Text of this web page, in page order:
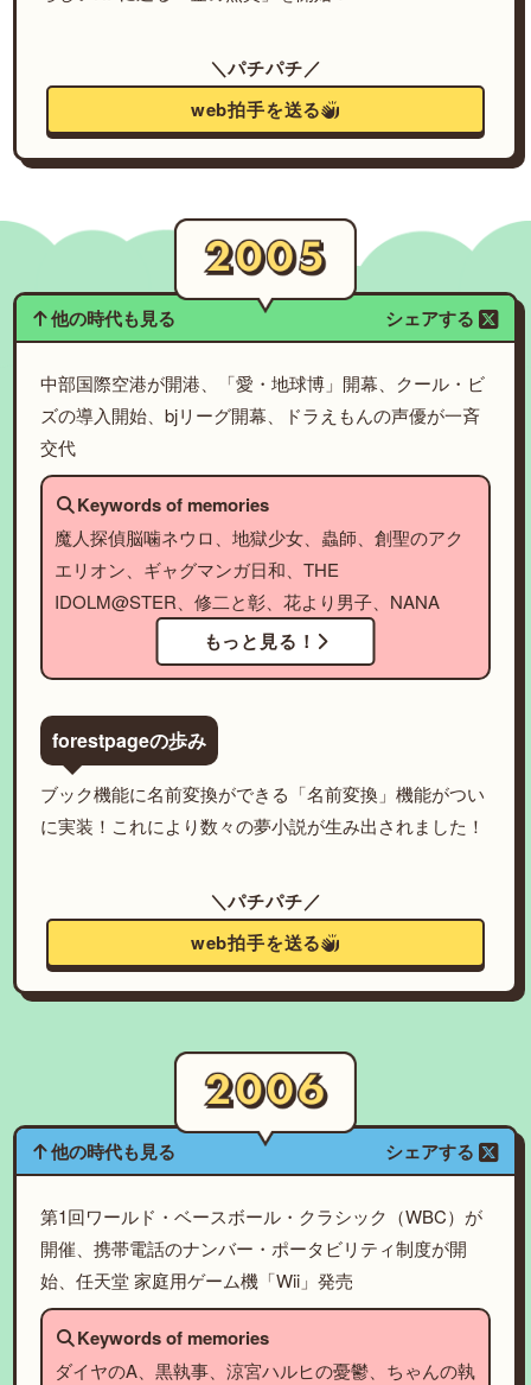
＼パチパチ／
web拍手を送る
他の時代も見る シェアする
中部国際空港が開港、「愛・地球博」開幕、クール・ビ
ズの導入開始、bjリーグ開幕、ドラえもんの声優が一斉
交代
Keywords of memories
魔人探偵脳噛ネウロ、地獄少女、蟲師、創聖のアク
エリオン、ギャグマンガ日和、THE
IDOLM@STER、修二と彰、花より男子、NANA
もっと見る！
forestpageの歩み
ブック機能に名前変換ができる「名前変換」機能がつい
に実装！これにより数々の夢小説が生み出されました！
＼パチパチ／
web拍手を送る
他の時代も見る シェアする
第1回ワールド・ベースボール・クラシック（WBC）が
開催、携帯電話のナンバー・ポータビリティ制度が開
始、任天堂 家庭用ゲーム機「Wii」発売
Keywords of memories
ダイヤのA、黒執事、涼宮ハルヒの憂鬱、ちゃんの執